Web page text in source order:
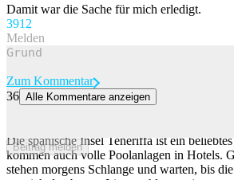
Damit war die Sache für mich erledigt.
3912
Melden
Beitrag melden
Zum Kommentar
36 Alle Kommentare anzeigen
Die spanische Insel Teneriffa ist ein
kommen auch volle Poolanlagen in Hotels.
stehen morgens Schlange und warten, bis